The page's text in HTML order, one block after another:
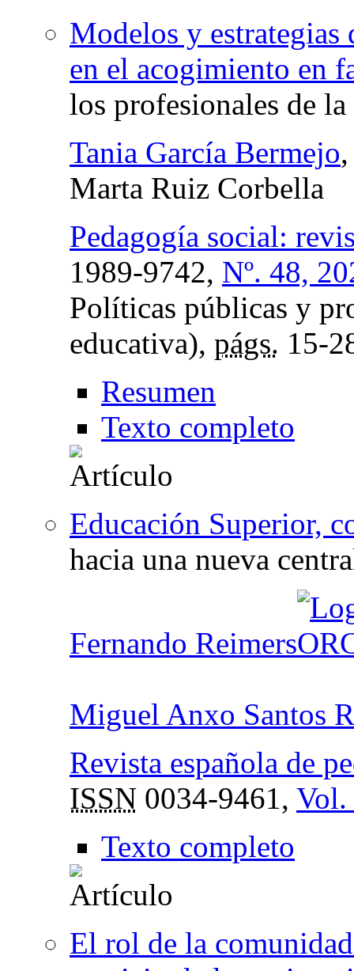
Modelos y
en el acogimiento en
los profesionales de
Tania García Bermejo
Marta Ruiz Corbella
Pedagogía social:
1989-9742, Nº. 48,
Políticas públicas y
educativa), págs. 15-
Resumen
Texto completo
Educación Superior,
hacia una nueva
Fernando Reimers
Miguel Anxo Santos
Revista española de
ISSN 0034-9461, Vol.
Texto completo
El rol de la